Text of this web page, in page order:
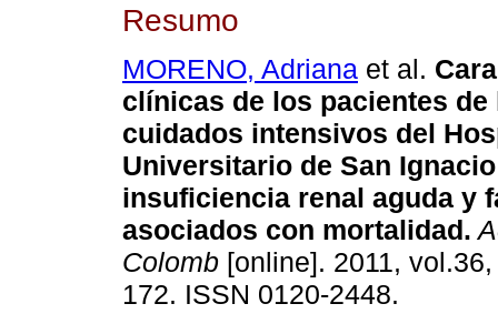
Resumo
MORENO, Adriana et al.
clínicas de los pacientes de
cuidados intensivos del
Universitario de San
insuficiencia renal aguda y
asociados con mortalidad.
Colomb [online]. 2011,
172. ISSN 0120-2448.